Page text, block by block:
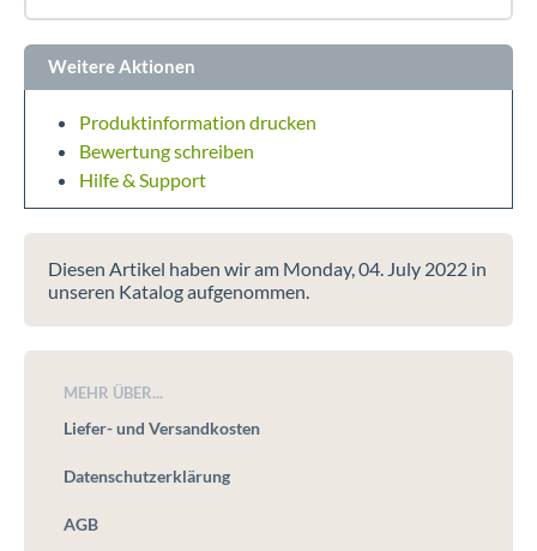
Weitere Aktionen
Produktinformation drucken
Bewertung schreiben
Hilfe & Support
Diesen Artikel haben wir am Monday, 04. July 2022 in
unseren Katalog aufgenommen.
MEHR ÜBER...
Liefer- und Versandkosten
Datenschutzerklärung
AGB